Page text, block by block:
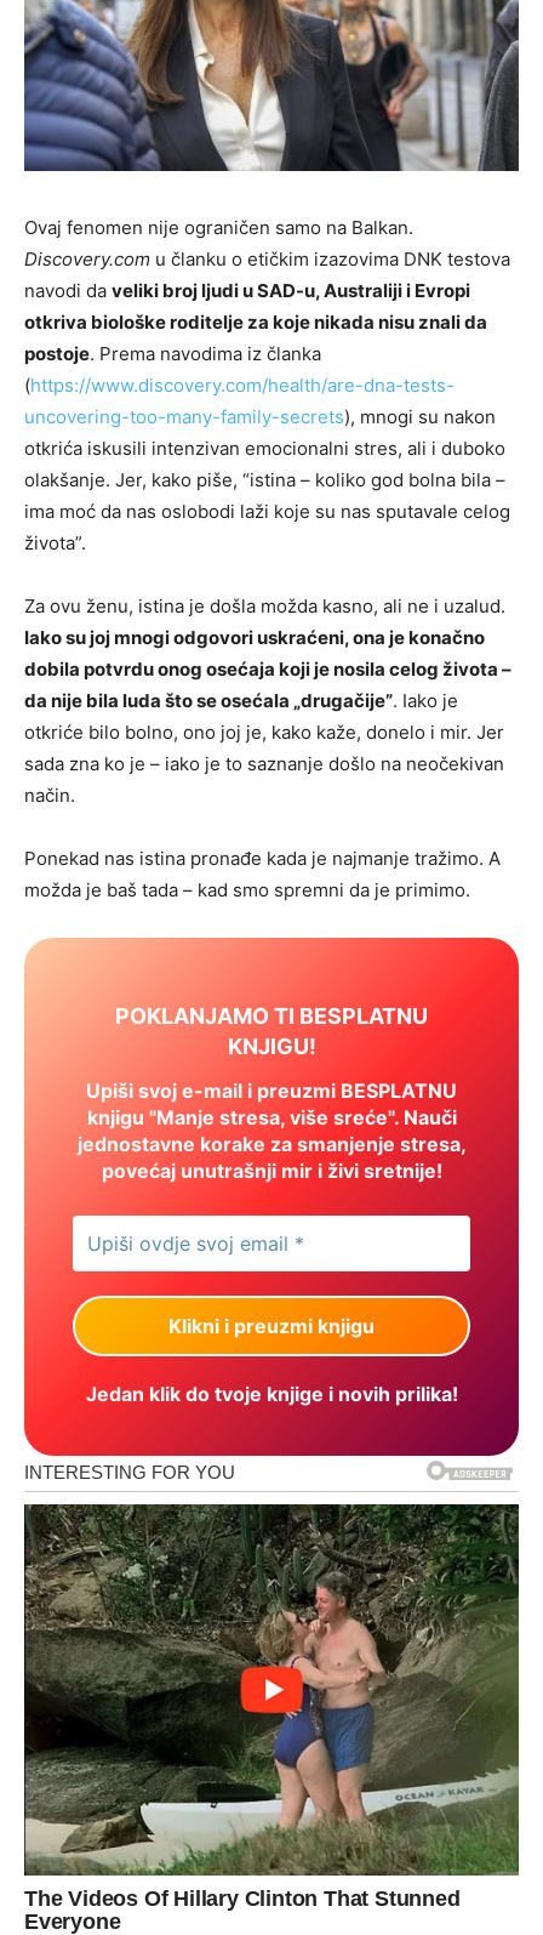
Ovaj fenomen nije ograničen samo na Balkan.
Discovery.com u članku o etičkim izazovima DNK testova
navodi da veliki broj ljudi u SAD-u, Australiji i Evropi
otkriva biološke roditelje za koje nikada nisu znali da
postoje. Prema navodima iz članka
(https://www.discovery.com/health/are-dna-tests-
uncovering-too-many-family-secrets), mnogi su nakon
otkrića iskusili intenzivan emocionalni stres, ali i duboko
olakšanje. Jer, kako piše, “istina – koliko god bolna bila –
ima moć da nas oslobodi laži koje su nas sputavale celog
života”.
Za ovu ženu, istina je došla možda kasno, ali ne i uzalud.
Iako su joj mnogi odgovori uskraćeni, ona je konačno
dobila potvrdu onog osećaja koji je nosila celog života –
da nije bila luda što se osećala „drugačije”. Iako je
otkriće bilo bolno, ono joj je, kako kaže, donelo i mir. Jer
sada zna ko je – iako je to saznanje došlo na neočekivan
način.
Ponekad nas istina pronađe kada je najmanje tražimo. A
možda je baš tada – kad smo spremni da je primimo.
POKLANJAMO TI BESPLATNU
KNJIGU!
Upiši svoj e-mail i preuzmi BESPLATNU
knjigu "Manje stresa, više sreće". Nauči
jednostavne korake za smanjenje stresa,
povećaj unutrašnji mir i živi sretnije!
Jedan klik do tvoje knjige i novih prilika!